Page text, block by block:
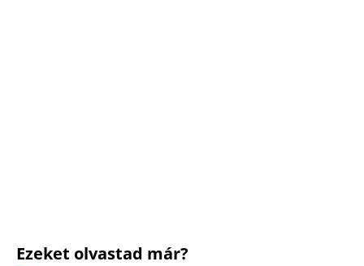
Ezeket olvastad már?